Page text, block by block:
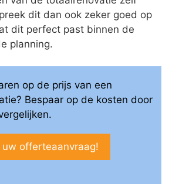
dit dan ook zeker goed op
dit perfect past binnen de
planning.
op de prijs van een
Bespaar op de kosten door
offerteaanvraag!